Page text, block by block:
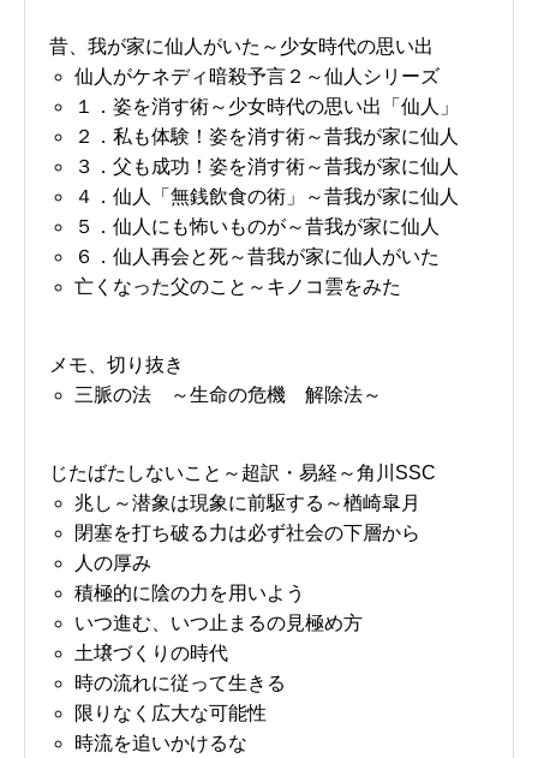
昔、我が家に仙人がいた～少女時代の思い出
仙人がケネディ暗殺予言２～仙人シリーズ
１．姿を消す術～少女時代の思い出「仙人」
２．私も体験！姿を消す術～昔我が家に仙人
３．父も成功！姿を消す術～昔我が家に仙人
４．仙人「無銭飲食の術」～昔我が家に仙人
５．仙人にも怖いものが～昔我が家に仙人
６．仙人再会と死～昔我が家に仙人がいた
亡くなった父のこと～キノコ雲をみた
メモ、切り抜き
三脈の法 ～生命の危機 解除法～
じたばたしないこと～超訳・易経～角川SSC
兆し～潜象は現象に前駆する～楢崎皐月
閉塞を打ち破る力は必ず社会の下層から
人の厚み
積極的に陰の力を用いよう
いつ進む、いつ止まるの見極め方
土壌づくりの時代
時の流れに従って生きる
限りなく広大な可能性
時流を追いかけるな